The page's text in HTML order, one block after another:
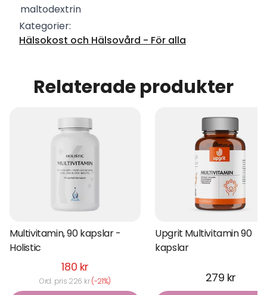
maltodextrin
Kategorier:
Hälsokost och Hälsovård - För alla
Relaterade produkter
Multivitamin, 90 kapslar -
Holistic
180 kr
Ord. pris 226 kr(-21%)
Upgrit Multivitamin 90
kapslar
279 kr